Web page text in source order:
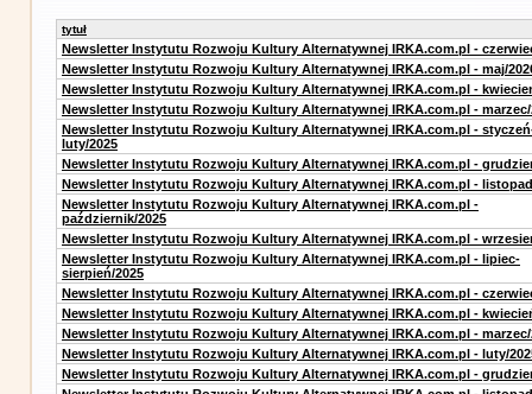
tytuł
Newsletter Instytutu Rozwoju Kultury Alternatywnej IRKA.com.pl -
Newsletter Instytutu Rozwoju Kultury Alternatywnej IRKA.com.pl - maj/
Newsletter Instytutu Rozwoju Kultury Alternatywnej IRKA.com.pl -
Newsletter Instytutu Rozwoju Kultury Alternatywnej IRKA.com.pl - marzec/
Newsletter Instytutu Rozwoju Kultury Alternatywnej IRKA.com.pl -
luty/2025
Newsletter Instytutu Rozwoju Kultury Alternatywnej IRKA.com.pl -
Newsletter Instytutu Rozwoju Kultury Alternatywnej IRKA.com.pl -
Newsletter Instytutu Rozwoju Kultury Alternatywnej IRKA.com.pl -
październik/2025
Newsletter Instytutu Rozwoju Kultury Alternatywnej IRKA.com.pl -
Newsletter Instytutu Rozwoju Kultury Alternatywnej IRKA.com.pl - lipiec-
sierpień/2025
Newsletter Instytutu Rozwoju Kultury Alternatywnej IRKA.com.pl -
Newsletter Instytutu Rozwoju Kultury Alternatywnej IRKA.com.pl -
Newsletter Instytutu Rozwoju Kultury Alternatywnej IRKA.com.pl - marzec/
Newsletter Instytutu Rozwoju Kultury Alternatywnej IRKA.com.pl - luty/
Newsletter Instytutu Rozwoju Kultury Alternatywnej IRKA.com.pl -